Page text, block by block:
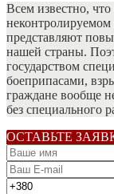
Всем известно,
неконтролируемом
представляют
нашей страны.
государством
боеприпасами,
граждане вообще
без специального
ОСТАВЬТЕ